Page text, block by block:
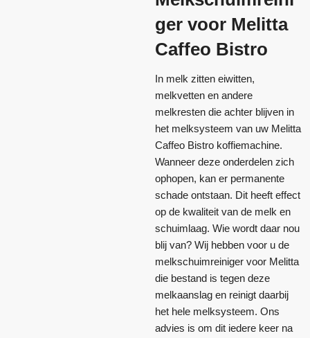
ger voor Melitta
Caffeo Bistro
In melk zitten eiwitten,
melkvetten en andere
melkresten die achter blijven in
het melksysteem van uw Melitta
Caffeo Bistro koffiemachine.
Wanneer deze onderdelen zich
ophopen, kan er permanente
schade ontstaan. Dit heeft effect
op de kwaliteit van de melk en
schuimlaag. Wie wordt daar nou
blij van? Wij hebben voor u de
melkschuimreiniger voor Melitta
die bestand is tegen deze
melkaanslag en reinigt daarbij
het hele melksysteem. Ons
advies is om dit iedere keer na